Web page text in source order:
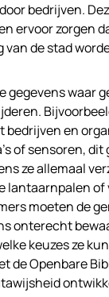
bedrijven.
ervoor zorgen
de stad
gegevens waar
bedrijven en
of sensoren, dit
ze allemaal
lantaarnpalen of
moeten de
onterecht
keuzes ze
de Openbare